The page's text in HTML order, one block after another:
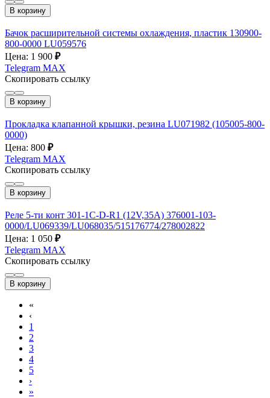
В корзину
Бачок расширительной системы охлаждения, пластик 130900-
800-0000 LU059576
Цена: 1 900 ₽
Telegram MAX
Скопировать ссылку
В корзину
Прокладка клапанной крышки, резина LU071982 (105005-800-
0000)
Цена: 800 ₽
Telegram MAX
Скопировать ссылку
В корзину
Реле 5-ти конт 301-1C-D-R1 (12V,35A) 376001-103-
0000/LU069339/LU068035/515176774/278002822
Цена: 1 050 ₽
Telegram MAX
Скопировать ссылку
В корзину
«
‹
1
2
3
4
5
›
»